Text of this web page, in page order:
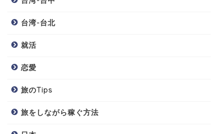
台湾-台北
就活
恋愛
旅のTips
旅をしながら稼ぐ方法